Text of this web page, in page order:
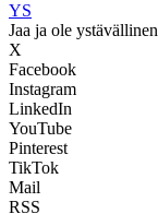
YS
Jaa ja ole ystävällinen
X
Facebook
Instagram
LinkedIn
YouTube
Pinterest
TikTok
Mail
RSS